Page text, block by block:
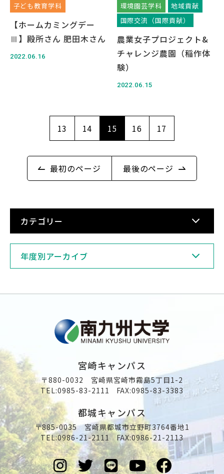
子ども教育学科
【ホームカミングデー
Ⅲ】殿所さん 肥田木さん
2022.06.16
環境園芸学科
地域貢献
国際交流（国際貢献）
農業女子プロジェクト&
チャレンジ農園（稲作体
験）
2022.06.15
最初のページ
13 14 15 16 17
最後のページ
カテゴリー
年度別アーカイブ
宮崎キャンパス
〒880-0032 宮崎県宮崎市霧島5丁目1-2
TEL:0985-83-2111 FAX:0985-83-3383
都城キャンパス
〒885-0035 宮崎県都城市立野町3764番地1
TEL:0986-21-2111 FAX:0986-21-2113